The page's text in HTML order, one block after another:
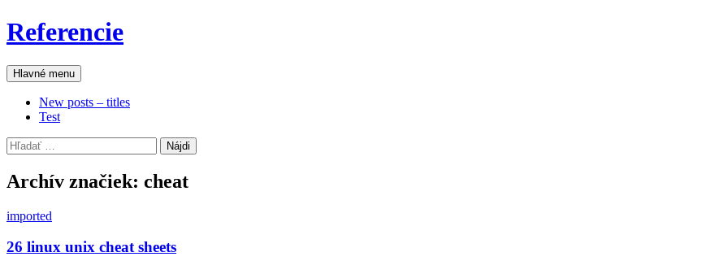
Preskočiť
na
Referencie
Hľadať
Hlavné menu
New posts – titles
Test
Hľadať:
Archív značiek: cheat
imported
26 linux unix cheat sheets